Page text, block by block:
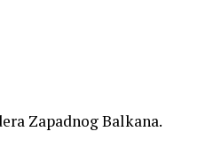
Zapadnog Balkana.